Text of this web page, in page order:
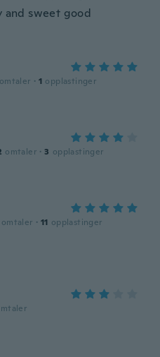
sweet good
omtaler · 1 opplastinger
omtaler · 3 opplastinger
omtaler · 11 opplastinger